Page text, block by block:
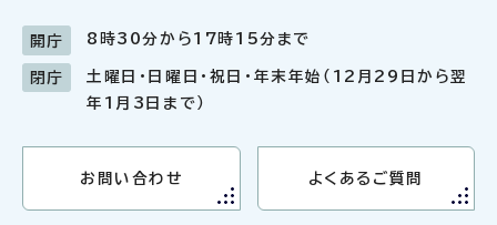
開庁 8時30分から17時15分まで
閉庁
土曜日・日曜日・祝日・年末年始（12月29日から翌
年1月3日まで）
お問い合わせ よくあるご質問